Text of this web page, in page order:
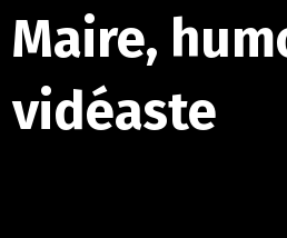
Maire,
vidéaste